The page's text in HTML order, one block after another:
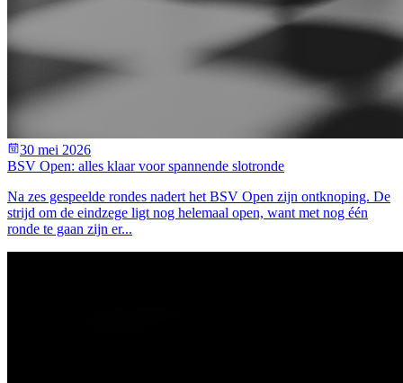
30 mei 2026
BSV Open: alles klaar voor spannende slotronde
Na zes gespeelde rondes nadert het BSV Open zijn ontknoping. De
strijd om de eindzege ligt nog helemaal open, want met nog één
ronde te gaan zijn er...